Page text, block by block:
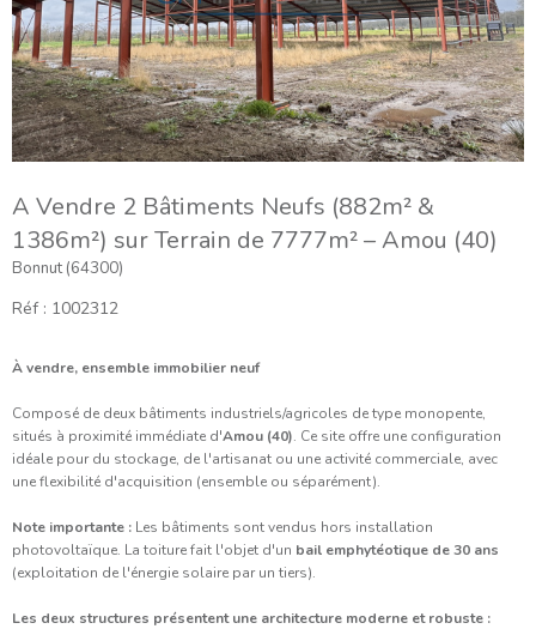
A Vendre 2 Bâtiments Neufs (882m² &
1386m²) sur Terrain de 7777m² – Amou (40)
Bonnut (64300)
Réf : 1002312
À vendre, ensemble immobilier neuf
Composé de deux bâtiments industriels/agricoles de type monopente,
situés à proximité immédiate d'Amou (40). Ce site offre une configuration
idéale pour du stockage, de l'artisanat ou une activité commerciale, avec
une flexibilité d'acquisition (ensemble ou séparément).
Note importante : Les bâtiments sont vendus hors installation
photovoltaïque. La toiture fait l'objet d'un bail emphytéotique de 30 ans
(exploitation de l'énergie solaire par un tiers).
Les deux structures présentent une architecture moderne et robuste :